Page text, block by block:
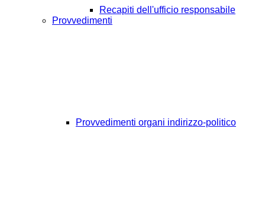
Recapiti dell'ufficio responsabile
Provvedimenti
Provvedimenti organi indirizzo-politico